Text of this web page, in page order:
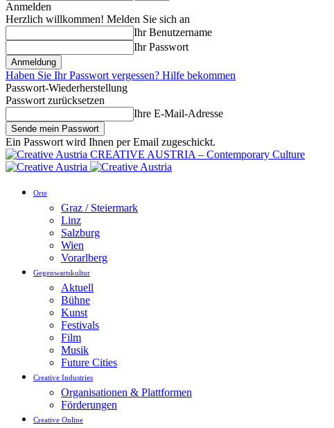
Anmelden
Herzlich willkommen! Melden Sie sich an
Ihr Benutzername
Ihr Passwort
Haben Sie Ihr Passwort vergessen? Hilfe bekommen
Passwort-Wiederherstellung
Passwort zurücksetzen
Ihre E-Mail-Adresse
Ein Passwort wird Ihnen per Email zugeschickt.
CREATIVE AUSTRIA – Contemporary Culture
Orte
Graz / Steiermark
Linz
Salzburg
Wien
Vorarlberg
Gegenwartskultur
Aktuell
Bühne
Kunst
Festivals
Film
Musik
Future Cities
Creative Industries
Organisationen & Plattformen
Förderungen
Creative Online